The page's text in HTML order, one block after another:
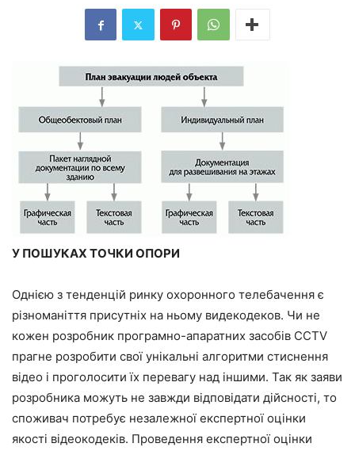
У ПОШУКАХ ТОЧКИ ОПОРИ
Однією з тенденцій ринку охоронного телебачення є
різноманіття присутніх на ньому видекодеков. Чи не
кожен розробник програмно-апаратних засобів CCTV
прагне розробити свої унікальні алгоритми стиснення
відео і проголосити їх перевагу над іншими. Так як заяви
розробника можуть не завжди відповідати дійсності, то
споживач потребує незалежної експертної оцінки
якості відеокодеків. Проведення експертної оцінки